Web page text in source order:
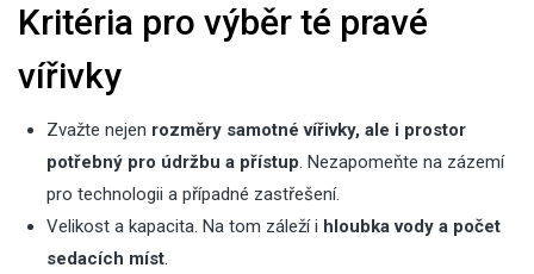
Kritéria pro výběr té pravé
vířivky
Zvažte nejen rozměry samotné vířivky, ale i prostor
potřebný pro údržbu a přístup. Nezapomeňte na zázemí
pro technologii a případné zastřešení.
Velikost a kapacita. Na tom záleží i hloubka vody a počet
sedacích míst.